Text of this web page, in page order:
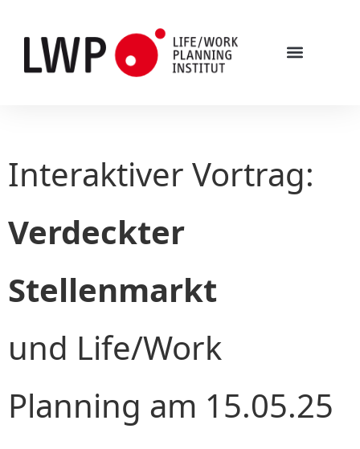
Interaktiver Vortrag:
Verdeckter
Stellenmarkt
und Life/Work
Planning am 15.05.25